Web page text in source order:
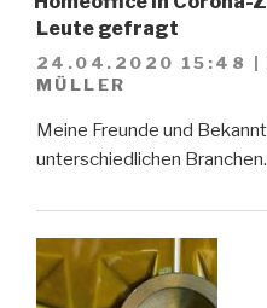
Leute gefragt
24.04.2020 15:48
MÜLLER
Meine Freunde und
unterschiedlichen Branchen.